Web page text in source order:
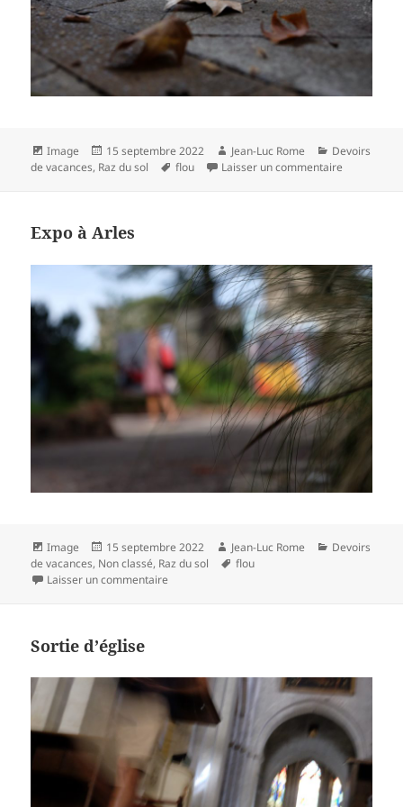
Format
Image
Publié
le
15 septembre 2022 Auteur
Jean-Luc Rome Catégories
Devoirs
de vacances, Raz du sol
Mots-
flou Laisser un commentaire
Expo à Arles
Format
Image
Publié
le
15 septembre 2022 Auteur
Jean-Luc Rome Catégories
Devoirs
de vacances, Non classé, Raz du sol
Mots-
flou
Laisser un commentaire
Sortie d’église